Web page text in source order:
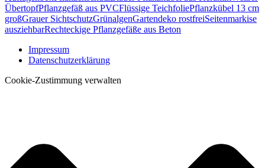
ÜbertopfPflanzgefäß aus PVCFlüssige TeichfoliePflanzkübel 13 cm
großGrauer SichtschutzGrünalgenGartendeko rostfreiSeitenmarkise
ausziehbarRechteckige Pflanzgefäße aus Beton
Impressum
Datenschutzerklärung
Cookie-Zustimmung verwalten